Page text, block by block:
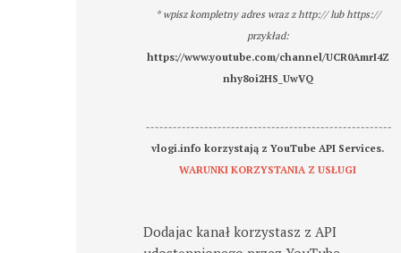
* wpisz kompletny adres wraz z http:// lub https://
przykład:
https://www.youtube.com/channel/UCR0AmrI4Z
nhy8oi2HS_UwVQ
-------------------------------------------------------
vlogi.info korzystają z YouTube API Services.
WARUNKI KORZYSTANIA Z USŁUGI
Dodajac kanał korzystasz z API